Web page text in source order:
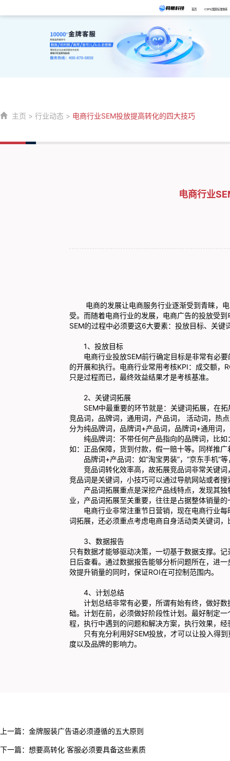
首页 CSPS/国家标准体系
主页 > 行业动态 > 电商行业SEM投放提高转化的四大技巧
电商行业
电商的发展让电商服务行业逐渐受到青睐，
受。而随着电商行业的发展，电商广告的投放受
SEM的过程中必须要这6大要素：投放目标、关
1、投放目标
电商行业投放SEM前行确定目标是非常有必要
的开展和执行。电商行业常用考核KPI：成交额，
只是过程而已，最终效益结果才是考核基准。
2、关键词拓展
SEM中最重要的环节就是：关键词拓展，在拓
竞品词，品牌词，通用词，产品词， 活动词，热
分为纯品牌词，品牌词+产品词，品牌词+通用词
纯品牌词：不带任何产品指向的品牌词，比如
如：正品保障，货到付款，假一赔十等。同样推
品牌词+产品词：如“淘宝男装”，“京东手机”
竞品词转化效率高，故拓展竞品词非常关键词
竞品词是关键词，小技巧可以通过导航网站或者
产品词拓展重点是深挖产品线特点，发现其独
业，产品词拓展至关重要，往往是占据整体销量的
电商行业非常注重节日营销，现在电商行业每
词拓展，还必须重点考虑电商自身活动类关键词
3、数据报告
只有数据才能够驱动决策，一切基于数据支撑。
日后查看。通过数据报告能够分析问题所在，进
效提升销量的同时，保证ROI在可控制范围内。
4、计划总结
计划总结非常有必要，所谓有始有终，做好数
础。计划在前，必须做好阶段性计划。最好制定
程，执行中遇到的问题和解决方案，执行效果，经
只有充分利用好SEM投放，才可以让投入得到
度以及品牌的影响力。
上一篇： 金牌服装广告语必须遵循的五大原则
下一篇： 想要高转化 客服必须要具备这些素质